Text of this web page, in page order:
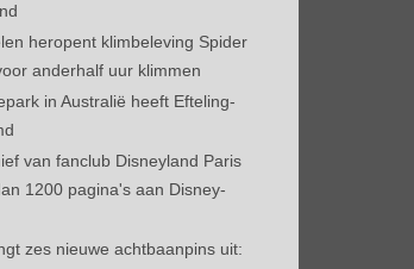
heropent klimbeleving Spider
anderhalf uur klimmen
in Australië heeft Efteling-
van fanclub Disneyland Paris
1200 pagina's aan Disney-
zes nieuwe achtbaanpins uit: